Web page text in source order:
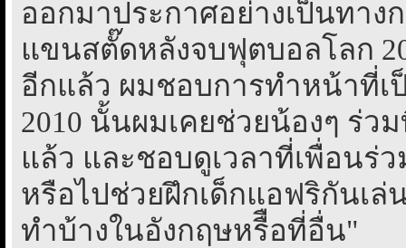
ออกมาประกาศอย่างเป็นทาง
แขนสตั๊ดหลังจบฟุตบอลโลก
อีกแล้ว ผมชอบการทำหน้าที่เ
2010 นั้นผมเคยช่วยน้องๆ ร่
แล้ว และชอบดูเวลาที่เพื่อนร่
หรือไปช่วยฝึกเด็กแอฟริกันเ
ทำบ้างในอังกฤษหรืือที่อื่น"